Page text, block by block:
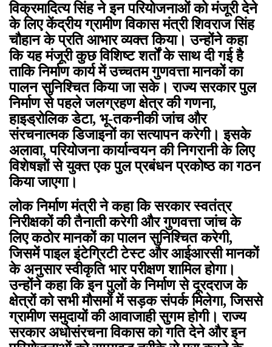
विक्रमादित्य सिंह ने इन परियोजनाओं को मंजूरी देने
के लिए केंद्रीय ग्रामीण विकास मंत्री शिवराज सिंह
चौहान के प्रति आभार व्यक्त किया। उन्होंने कहा
कि यह मंजूरी कुछ विशिष्ट शर्तों के साथ दी गई है
ताकि निर्माण कार्य में उच्चतम गुणवत्ता मानकों का
पालन सुनिश्चित किया जा सके। राज्य सरकार पुल
निर्माण से पहले जलग्रहण क्षेत्र की गणना,
हाइड्रोलिक डेटा, भू-तकनीकी जांच और
संरचनात्मक डिजाइनों का सत्यापन करेगी। इसके
अलावा, परियोजना कार्यान्वयन की निगरानी के लिए
विशेषज्ञों से युक्त एक पुल प्रबंधन प्रकोष्ठ का गठन
किया जाएगा।
लोक निर्माण मंत्री ने कहा कि सरकार स्वतंत्र
निरीक्षकों की तैनाती करेगी और गुणवत्ता जांच के
लिए कठोर मानकों का पालन सुनिश्चित करेगी,
जिसमें पाइल इंटेग्रिटी टेस्ट और आईआरसी मानकों
के अनुसार स्वीकृति भार परीक्षण शामिल होगा।
उन्होंने कहा कि इन पुलों के निर्माण से दूरदराज के
क्षेत्रों को सभी मौसमों में सड़क संपर्क मिलेगा, जिससे
ग्रामीण समुदायों की आवाजाही सुगम होगी। राज्य
सरकार अधोसंरचना विकास को गति देने और इन